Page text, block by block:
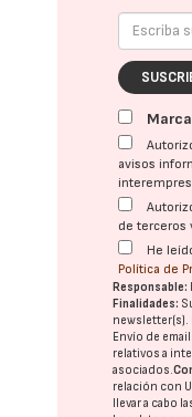
avisos
de terceros
He
Política de
Responsable:
Finalidades:
newsletter(s).
Envío de
relativos a
asociados.
relación con
llevar a cabo